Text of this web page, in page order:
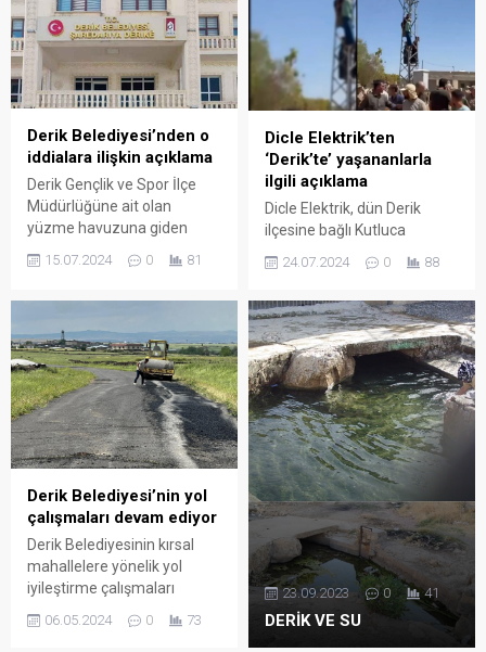
Derik Belediyesi’nden o
iddialara ilişkin açıklama
Derik Gençlik ve Spor İlçe
Müdürlüğüne ait olan
yüzme havuzuna giden
suyu Derik Belediyesi’nin
kestiği iddialarına ilişkin
belirtti.
15.07.2024 0 81
Dicle Elektrik’ten
‘Derik’te’ yaşananlarla
ilgili açıklama
Dicle Elektrik, dün Derik
ilçesine bağlı Kutluca
ile ilgili açıklamalarda
tarafından Mardin’in Derik
ilçesinde hacizli ve abonesiz
97 trafonun toplatıldığı
belirtildi. Ayrıca kurumdan
yapılan açıklamada,
“Abonesiz trafo ve kaçak
elektrik kullanımına yönelik
başlatılan çalışmanın diğer il
ve ilçelerde de yapılacağını
bildirdi.” ifadelerine yer...
24.07.2024 0 88
Derik Belediyesi’nin yol
çalışmaları devam ediyor
Derik Belediyesinin kırsal
mahallelere yönelik yol
iyileştirme çalışmaları
06.05.2024 0 73 DERİK VE SU
23.09.2023 0 41